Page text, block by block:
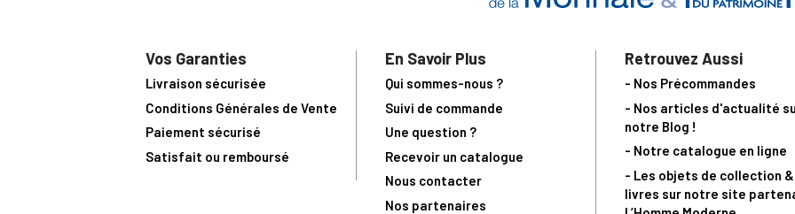
Vos Garanties
Livraison sécurisée
Conditions Générales de Vente
Paiement sécurisé
Satisfait ou remboursé
En Savoir Plus
Qui sommes-nous ?
Suivi de commande
Une question ?
Recevoir un catalogue
Nous contacter
Nos partenaires
Retrouvez Aussi
- Nos Précommandes
- Nos articles d'actualité
notre Blog !
- Notre catalogue en ligne
- Les objets de collection
livres sur notre site